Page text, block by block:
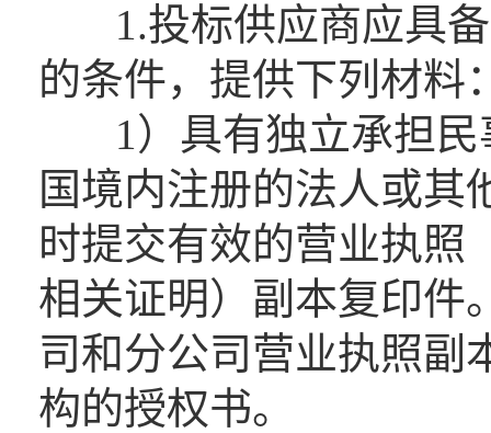
1.投标供应商应具备
的条件，提供下列材料
1）具有独立承担民
国境内注册的法人或其
时提交有效的营业执照
相关证明）副本复印件
司和分公司营业执照副
构的授权书。